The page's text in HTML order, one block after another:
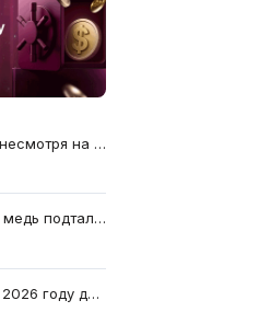
Акции Ford выросли, несмотря на убыток в $1.3 миллиарда. Почему решающим стал прогноз в $11 миллиардов
Ставки на тарифы на медь подталкивают цену меди к рекорду $6.703
Новые запуски ETF в 2026 году достигли 1,084: почему 400 из них могут не выжить